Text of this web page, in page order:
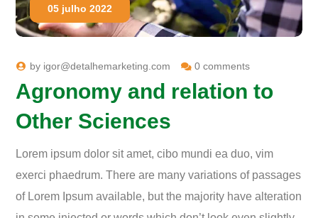
05 julho 2022
by igor@detalhemarketing.com 0 comments
Agronomy and relation to
Other Sciences
Lorem ipsum dolor sit amet, cibo mundi ea duo, vim
exerci phaedrum. There are many variations of passages
of Lorem Ipsum available, but the majority have alteration